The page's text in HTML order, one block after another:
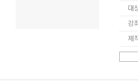
대
강
제